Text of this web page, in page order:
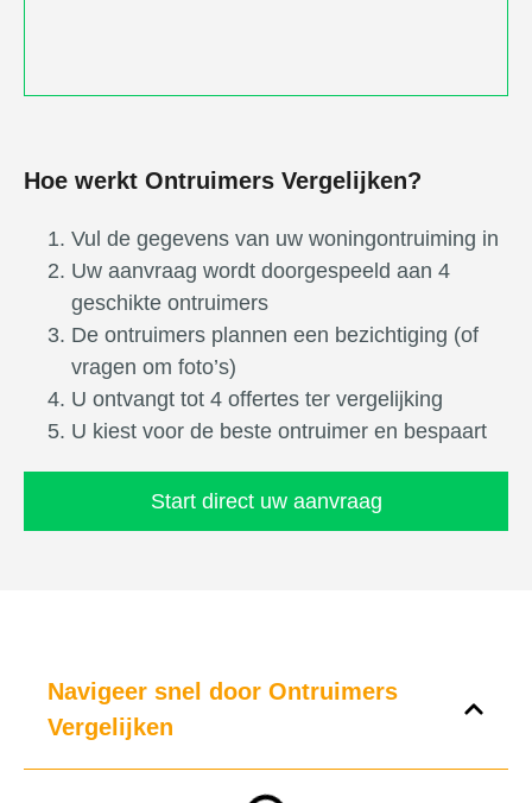
Hoe werkt Ontruimers Vergelijken?
Vul de gegevens van uw woningontruiming in
Uw aanvraag wordt doorgespeeld aan 4
geschikte ontruimers
De ontruimers plannen een bezichtiging (of
vragen om foto’s)
U ontvangt tot 4 offertes ter vergelijking
U kiest voor de beste ontruimer en bespaart
Start direct uw aanvraag
Navigeer snel door Ontruimers
Vergelijken